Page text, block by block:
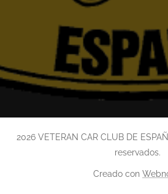
2026 VETERAN CAR CLUB DE
reservados.
Creado con